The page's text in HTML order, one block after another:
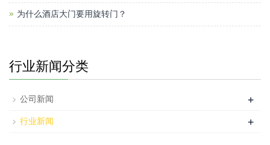
为什么酒店大门要用旋转门？
行业新闻分类
公司新闻 +
行业新闻 +